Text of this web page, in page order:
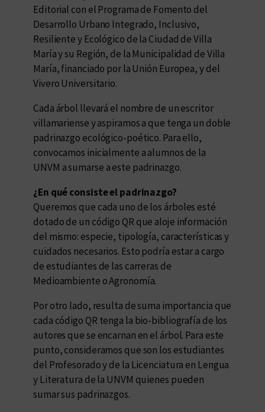
Editorial con el Programa de Fomento del
Desarrollo Urbano Integrado, Inclusivo,
Resiliente y Ecológico de la Ciudad de Villa
María y su Región, de la Municipalidad de Villa
María, financiado por la Unión Europea, y del
Vivero Universitario.
Cada árbol llevará el nombre de un escritor
villamariense y aspiramos a que tenga un doble
padrinazgo ecológico-poético. Para ello,
convocamos inicialmente a alumnos de la
UNVM a sumarse a este padrinazgo.
¿En qué consiste el padrinazgo?
Queremos que cada uno de los árboles esté
dotado de un código QR que aloje información
del mismo: especie, tipología, características y
cuidados necesarios. Esto podría estar a cargo
de estudiantes de las carreras de
Medioambiente o Agronomía.
Por otro lado, resulta de suma importancia que
cada código QR tenga la bio-bibliografía de los
autores que se encarnan en el árbol. Para este
punto, consideramos que son los estudiantes
del Profesorado y de la Licenciatura en Lengua
y Literatura de la UNVM quienes pueden
sumar sus padrinazgos.